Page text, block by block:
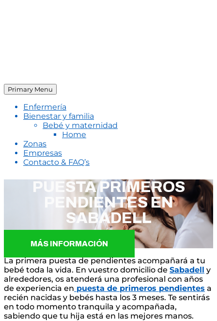
Primary Menu
Enfermería
Bienestar y familia
Bebé y maternidad
Home
Zonas
Empresas
Contacto & FAQ’s
PUESTA PRIMEROS
PENDIENTES EN
SABADELL
MÁS INFORMACIÓN
La primera puesta de pendientes acompañará a tu
bebé toda la vida. En vuestro domicilio de Sabadell y
alrededores, os atenderá una profesional con años
de experiencia en puesta de primeros pendientes a
recién nacidas y bebés hasta los 3 meses. Te sentirás
en todo momento tranquila y acompañada,
sabiendo que tu hija está en las mejores manos.